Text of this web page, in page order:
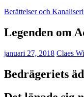
Berättelser och
Legenden om
januari 27, 2018 Claes
Bedrägeriets